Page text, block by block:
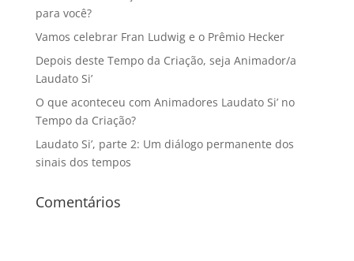
para você?
Vamos celebrar Fran Ludwig e o Prêmio Hecker
Depois deste Tempo da Criação, seja Animador/a
Laudato Si’
O que aconteceu com Animadores Laudato Si’ no
Tempo da Criação?
Laudato Si’, parte 2: Um diálogo permanente dos
sinais dos tempos
Comentários